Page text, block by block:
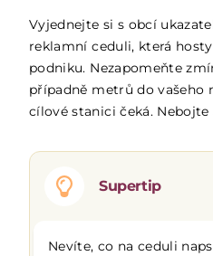
Vyjednejte si s obcí
reklamní ceduli, která
podniku. Nezapomeňte
případně metrů do vašeho
cílové stanici čeká.
Supertip
Nevíte, co na ceduli